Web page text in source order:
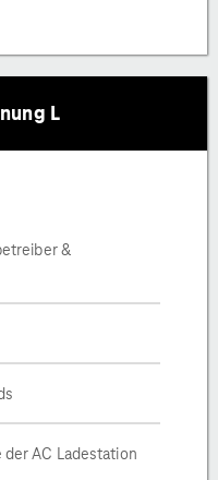
L
&
AC Ladestation